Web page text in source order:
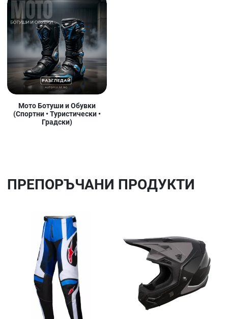
Мото Ботуши и Обувки
(Спортни • Туристически •
Градски)
ПРЕПОРЪЧАНИ ПРОДУКТИ
Сравни продукт